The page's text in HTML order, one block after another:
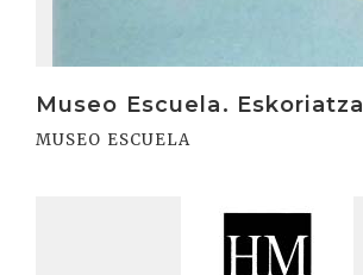
Museo Escuela. Eskoriatza
MUSEO ESCUELA